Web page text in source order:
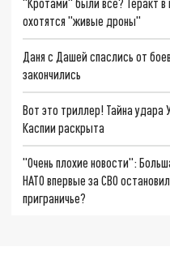
"Кротами" были все? Теракт в
охотятся "живые дроны"
Даня с Дашей спаслись от
закончились
Вот это триллер! Тайна удара
Каспии раскрыта
"Очень плохие новости":
НАТО впервые за СВО
приграничье?